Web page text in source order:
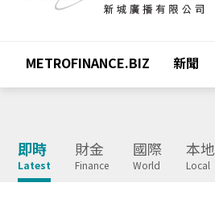
METROFINANCE.BIZ 新聞
即時
Latest
財金
Finance
國際
World
本地
Local